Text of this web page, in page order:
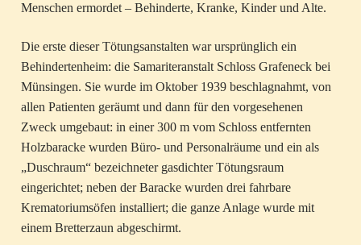
Menschen ermordet – Behinderte, Kranke, Kinder und Alte.
Die erste dieser Tötungsanstalten war ursprünglich ein
Behindertenheim: die Samariteranstalt Schloss Grafeneck bei
Münsingen. Sie wurde im Oktober 1939 beschlagnahmt, von
allen Patienten geräumt und dann für den vorgesehenen
Zweck umgebaut: in einer 300 m vom Schloss entfernten
Holzbaracke wurden Büro- und Personalräume und ein als
„Duschraum“ bezeichneter gasdichter Tötungsraum
eingerichtet; neben der Baracke wurden drei fahrbare
Krematoriumsöfen installiert; die ganze Anlage wurde mit
einem Bretterzaun abgeschirmt.